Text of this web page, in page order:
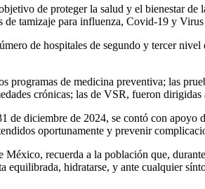
de proteger la salud y el bienestar
de tamizaje para influenza, Covid-19 y
de hospitales de segundo y tercer
programas de medicina preventiva; las
crónicas; las de VSR, fueron
de diciembre de 2024, se contó con apoyo
oportunamente y prevenir
México, recuerda a la población que,
equilibrada, hidratarse, y ante cualquier